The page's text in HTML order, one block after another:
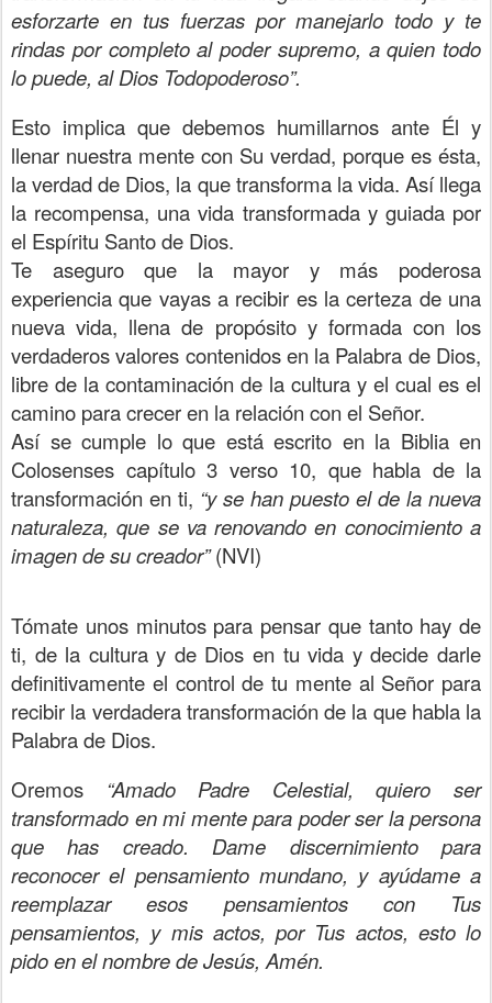
esforzarte en tus fuerzas por manejarlo todo y te
rindas por completo al poder supremo, a quien todo
lo puede, al Dios Todopoderoso”.
Esto implica que debemos humillarnos ante Él y
llenar nuestra mente con Su verdad, porque es ésta,
la verdad de Dios, la que transforma la vida. Así llega
la recompensa, una vida transformada y guiada por
el Espíritu Santo de Dios.
Te aseguro que la mayor y más poderosa
experiencia que vayas a recibir es la certeza de una
nueva vida, llena de propósito y formada con los
verdaderos valores contenidos en la Palabra de Dios,
libre de la contaminación de la cultura y el cual es el
camino para crecer en la relación con el Señor.
Así se cumple lo que está escrito en la Biblia en
Colosenses capítulo 3 verso 10, que habla de la
transformación en ti, “y se han puesto el de la nueva
naturaleza, que se va renovando en conocimiento a
imagen de su creador”(NVI)
Tómate unos minutos para pensar que tanto hay de
ti, de la cultura y de Dios en tu vida y decide darle
definitivamente el control de tu mente al Señor para
recibir la verdadera transformación de la que habla la
Palabra de Dios.
Oremos “Amado Padre Celestial, quiero ser
transformado en mi mente para poder ser la persona
que has creado. Dame discernimiento para
reconocer el pensamiento mundano, y ayúdame a
reemplazar esos pensamientos con Tus
pensamientos, y mis actos, por Tus actos, esto lo
pido en el nombre de Jesús, Amén.